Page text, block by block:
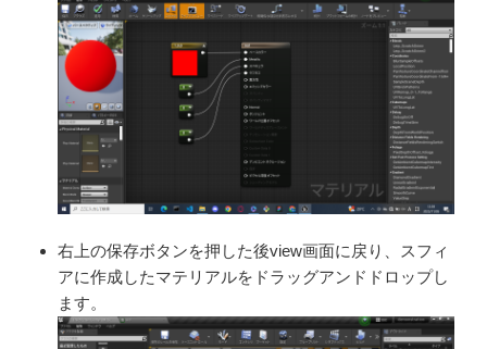
右上の保存ボタンを押した後view画面に戻り、スフィ
アに作成したマテリアルをドラッグアンドドロップし
ます。